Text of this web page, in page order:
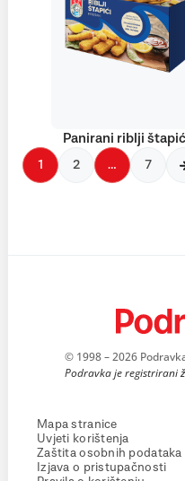
Panirani riblji
1 2 … 7
© 1998 – 2026
Podravka je registrirani
Mapa stranice
Uvjeti korištenja
Zaštita osobnih podataka
Izjava o pristupačnosti